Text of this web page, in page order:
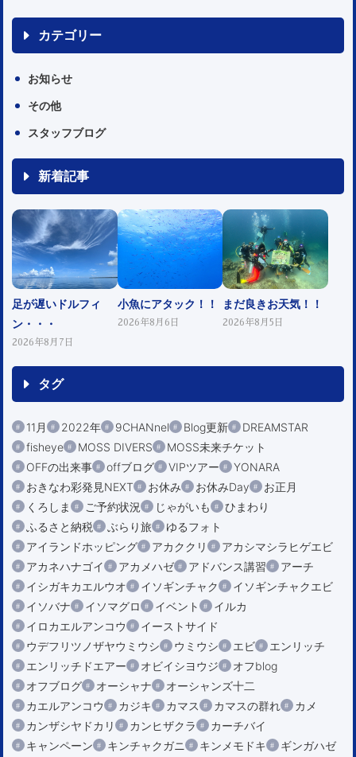
カテゴリー
お知らせ
その他
スタッフブログ
新着記事
足が遅いドルフィ
ン・・・
2026年8月7日
小魚にアタック！！
2026年8月6日
まだ良きお天気！！
2026年8月5日
タグ
11月 2022年 9CHANnel Blog更新
DREAMSTAR
fisheye
MOSS DIVERS
MOSS未来チケット
OFFの出来事
offブログ VIPツアー
YONARA
おきなわ彩発見NEXT
お休み お休みDay
お正月
くろしま
ご予約状況 じゃがいも
ひまわり
ふるさと納税
ぶらり旅
ゆるフォト
アイランドホッピング
アカククリ
アカシマシラヒゲエビ
アカネハナゴイ
アカメハゼ アドバンス講習
アーチ
イシガキカエルウオ
イソギンチャク
イソギンチャクエビ
イソバナ
イソマグロ イベント
イルカ
イロカエルアンコウ
イーストサイド
ウデフリツノザヤウミウシ
ウミウシ エビ
エンリッチ
エンリッチドエアー
オビイシヨウジ
オフblog
オフブログ
オーシャナ
オーシャンズ十二
カエルアンコウ
カジキ カマス カマスの群れ
カメ
カンザシヤドカリ
カンヒザクラ
カーチバイ
キャンペーン
キンチャクガニ キンメモドキ
ギンガハゼ